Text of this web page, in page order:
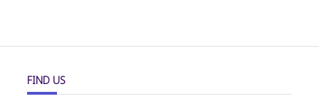
FIND US